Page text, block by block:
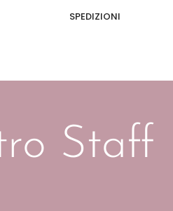
SPEDIZIONI
Staff